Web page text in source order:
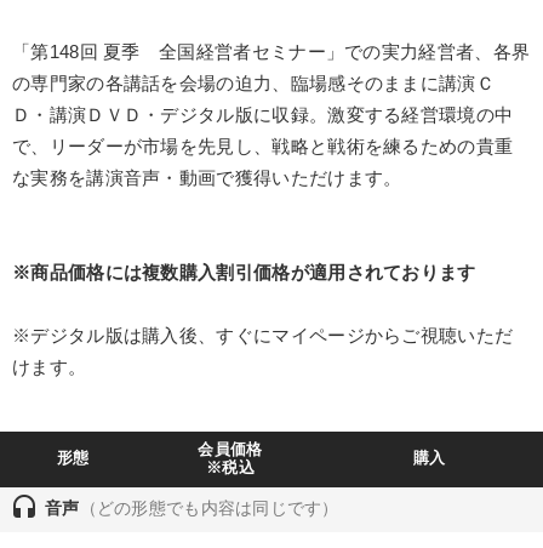
キーワード
会長 思考法 金融 企業文化 不動産投資
大竹愼一
全国経営者セミナー収録物以外の経営教材（全762タイトル）からお探
しいただけます
「第148回 夏季 全国経営者セミナー」での実力経営者、各界
の専門家の各講話を会場の迫力、臨場感そのままに講演Ｃ
Ｄ・講演ＤＶＤ・デジタル版に収録。激変する経営環境の中
で、リーダーが市場を先見し、戦略と戦術を練るための貴重
な実務を講演音声・動画で獲得いただけます。
※商品価格には複数購入割引価格が適用されております
※デジタル版は購入後、すぐにマイページからご視聴いただ
けます。
形態
会員価格
※税込
購入
headset 音声 （どの形態でも内容は同じです）